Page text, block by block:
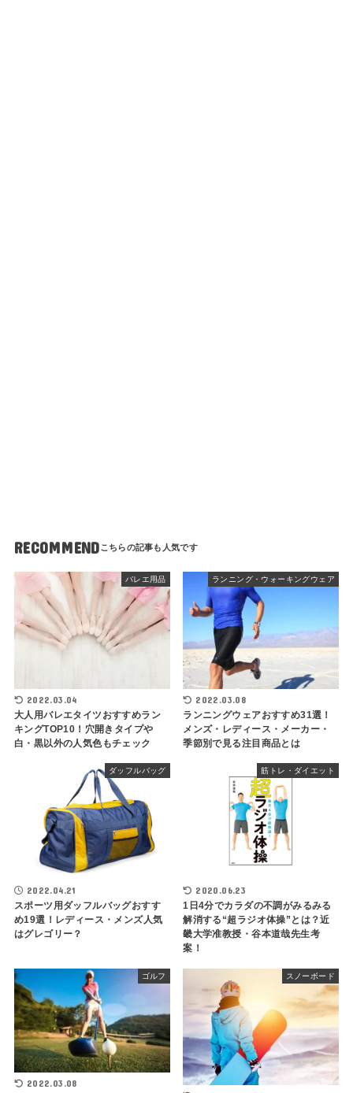
RECOMMEND
バレエ用品
2022.03.04
大人用バレエタイツおすすめラン
キングTOP10！穴開きタイプや
白・黒以外の人気色もチェック
ランニング・ウォーキングウェア
2022.03.08
ランニングウェアおすすめ31選！
メンズ・レディース・メーカー・
季節別で見る注目商品とは
ダッフルバッグ
2022.04.21
スポーツ用ダッフルバッグおすす
め19選！レディース・メンズ人気
はグレゴリー？
筋トレ・ダイエット
2020.06.23
1日4分でカラダの不調がみるみる
解消する“超ラジオ体操”とは？近
畿大学准教授・谷本道哉先生考
案！
ゴルフ
2022.03.08
スノーボード